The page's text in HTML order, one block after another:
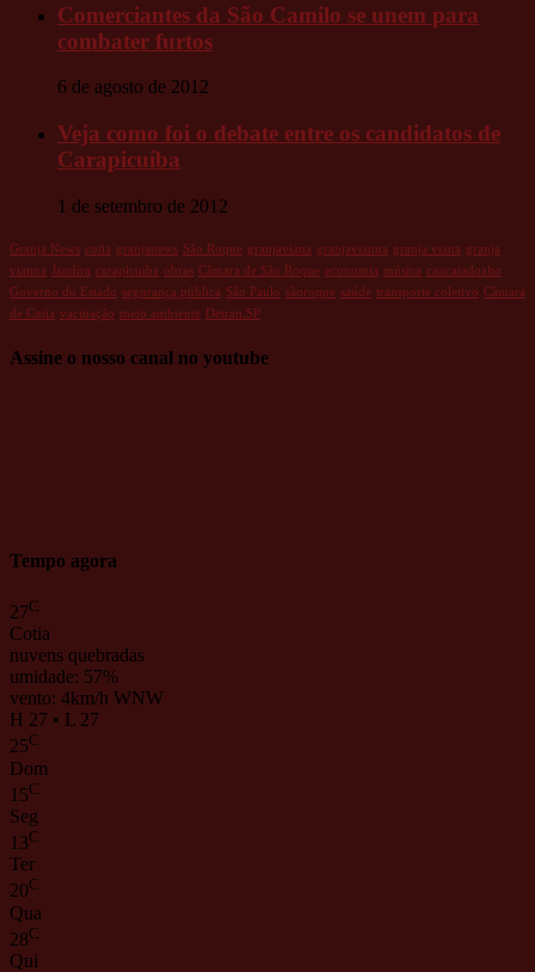
Comerciantes da São Camilo se unem para
combater furtos
6 de agosto de 2012
Veja como foi o debate entre os candidatos de
Carapicuíba
1 de setembro de 2012
Granja News cotia granjanews São Roque granjaviana granjavianna granja viana granja
vianna
Jandira carapicuiba obras Câmara de São Roque economia música caucaiadoalto
Governo do Estado segurança pública São Paulo sãoroque saúde transporte coletivo Câmara
de Cotia vacinação meio ambiente Detran.SP
Assine o nosso canal no youtube
Tempo agora
27C
Cotia
nuvens quebradas
umidade: 57%
vento: 4km/h WNW
H 27 • L 27
25C
Dom
15C
Seg
13C
Ter
20C
Qua
28C
Qui